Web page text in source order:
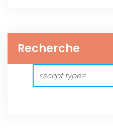
Recherche